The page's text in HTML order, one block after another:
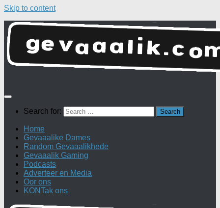
Skip to content
Search for:
Home
Gevaaalike Dames
Random Gevaaalikhede
Gevaaalik Gaming
Podcasts
Adverteer en Media
Oor ons
KONTak ons